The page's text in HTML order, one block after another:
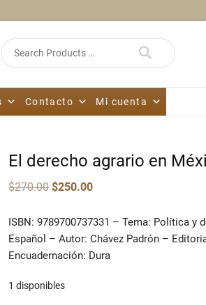
Search
Contacto Mi cuenta
El derecho agrario en
$270.00 Original
price
$270.00.
$250.00Current
$250.00.
ISBN: 9789700737331 – Tema: Política y
Español – Autor: Chávez Padrón –
Encuadernación: Dura
1 disponibles